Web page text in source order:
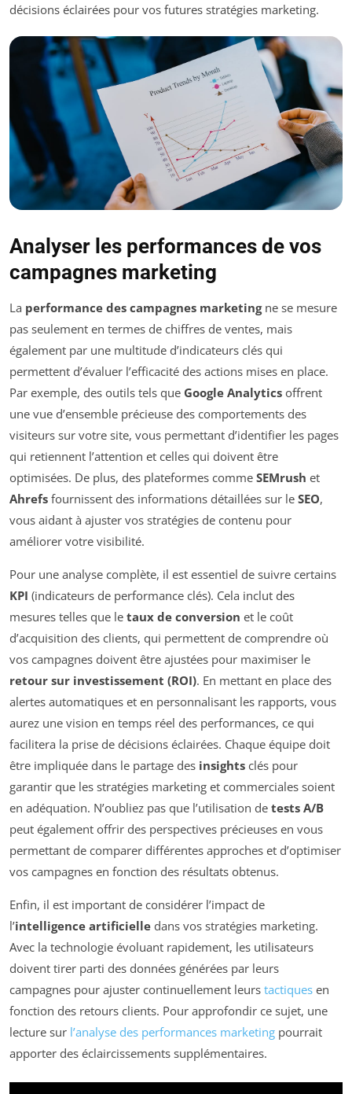
décisions éclairées pour vos futures stratégies marketing.
Analyser les performances de vos
campagnes marketing
La performance des campagnes marketingne se mesure
pas seulement en termes de chiffres de ventes, mais
également par une multitude d’indicateurs clés qui
permettent d’évaluer l’efficacité des actions mises en place.
Par exemple, des outils tels que Google Analytics offrent
une vue d’ensemble précieuse des comportements des
visiteurs sur votre site, vous permettant d’identifier les pages
qui retiennent l’attention et celles qui doivent être
optimisées. De plus, des plateformes comme SEMrush et
Ahrefs fournissent des informations détaillées sur le SEO,
vous aidant à ajuster vos stratégies de contenu pour
améliorer votre visibilité.
Pour une analyse complète, il est essentiel de suivre certains
KPI (indicateurs de performance clés). Cela inclut des
mesures telles que le taux de conversion et le coût
d’acquisition des clients, qui permettent de comprendre où
vos campagnes doivent être ajustées pour maximiser le
retour sur investissement (ROI). En mettant en place des
alertes automatiques et en personnalisant les rapports, vous
aurez une vision en temps réel des performances, ce qui
facilitera la prise de décisions éclairées. Chaque équipe doit
être impliquée dans le partage des insights clés pour
garantir que les stratégies marketing et commerciales soient
en adéquation. N’oubliez pas que l’utilisation de tests A/B
peut également offrir des perspectives précieuses en vous
permettant de comparer différentes approches et d’optimiser
vos campagnes en fonction des résultats obtenus.
Enfin, il est important de considérer l’impact de
l’intelligence artificielle dans vos stratégies marketing.
Avec la technologie évoluant rapidement, les utilisateurs
doivent tirer parti des données générées par leurs
campagnes pour ajuster continuellement leurs tactiques en
fonction des retours clients. Pour approfondir ce sujet, une
lecture sur l’analyse des performances marketing pourrait
apporter des éclaircissements supplémentaires.